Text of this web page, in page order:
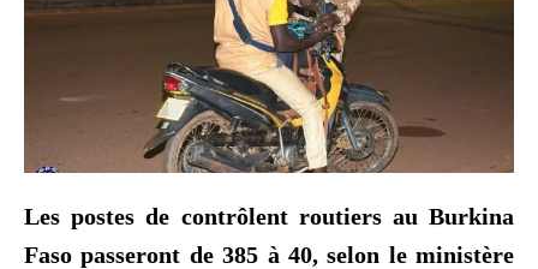
Les postes de contrôlent routiers au Burkina
Faso passeront de 385 à 40, selon le ministère